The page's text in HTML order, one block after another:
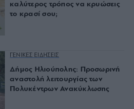
καλύτερος τρόπος να κρυώσεις
το κρασί σου;
ΓΕΝΙΚΕΣ ΕΙΔΗΣΕΙΣ
Δήμος Ηλιούπολης: Προσωρινή
αναστολή λειτουργίας των
Πολυκέντρων Ανακύκλωσης